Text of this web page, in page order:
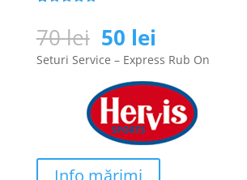
pe baza a
de evaluări
de la clienți
70lei Prețul
inițial
a
fost:
70 lei.
50 lei
curent
este:
50 lei.
Seturi Service – Express Rub On
Info mărimi